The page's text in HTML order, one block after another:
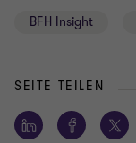
BFH Insight
SEITE TEILEN